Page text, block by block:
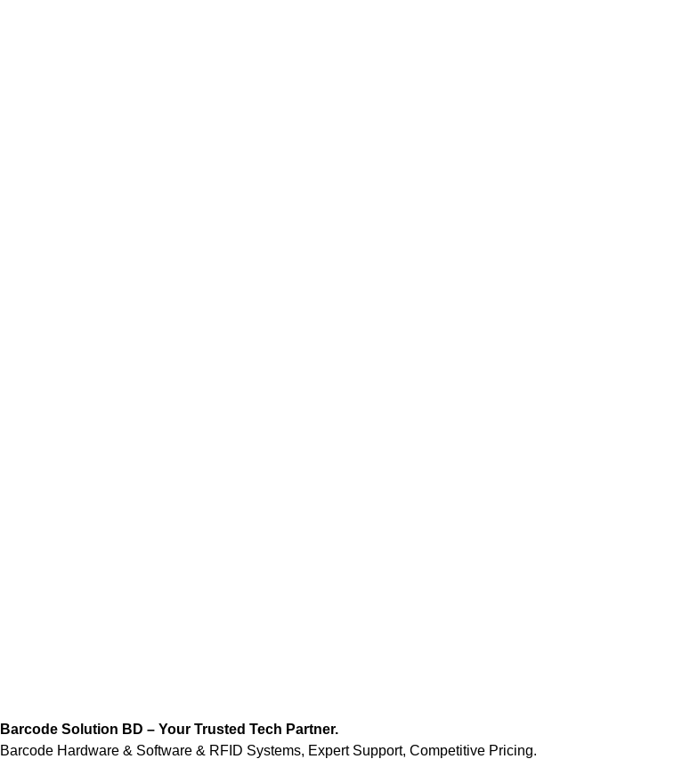
Barcode Solution BD – Your Trusted Tech Partner.
Barcode Hardware & Software & RFID Systems, Expert Support, Competitive Pricing.